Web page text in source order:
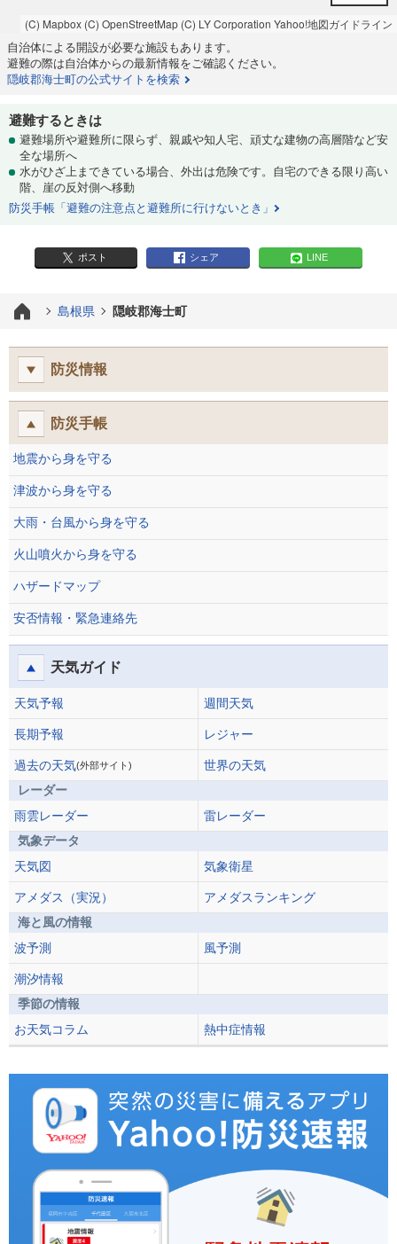
(C) Mapbox (C) OpenStreetMap (C) LY Corporation Yahoo!地図ガイドライン
自治体による開設が必要な施設もあります。
避難の際は自治体からの最新情報をご確認ください。
隠岐郡海士町の公式サイトを検索
避難するときは
避難場所や避難所に限らず、親戚や知人宅、頑丈な建物の高層階など安
全な場所へ
水がひざ上まできている場合、外出は危険です。自宅のできる限り高い
階、崖の反対側へ移動
防災手帳「避難の注意点と避難所に行けないとき」
ポスト シェア LINE
島根県 隠岐郡海士町
防災情報
防災手帳
地震から身を守る
津波から身を守る
大雨・台風から身を守る
火山噴火から身を守る
ハザードマップ
安否情報・緊急連絡先
天気ガイド
天気予報 週間天気
長期予報 レジャー
過去の天気(外部サイト)
世界の天気
レーダー
雨雲レーダー
雷レーダー
気象データ
天気図
気象衛星
アメダス（実況）
アメダスランキング
海と風の情報
波予測
風予測
潮汐情報
季節の情報
お天気コラム
熱中症情報